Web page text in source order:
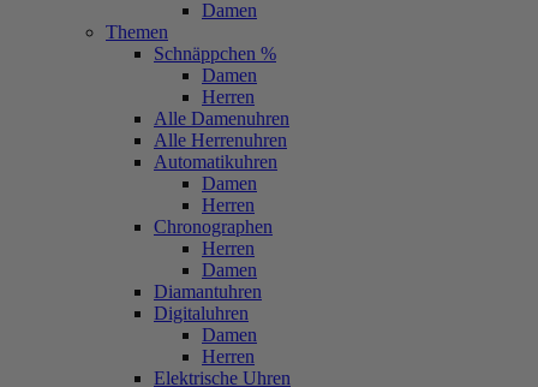
Damen
Themen
Schnäppchen %
Damen
Herren
Alle Damenuhren
Alle Herrenuhren
Automatikuhren
Damen
Herren
Chronographen
Herren
Damen
Diamantuhren
Digitaluhren
Damen
Herren
Elektrische Uhren